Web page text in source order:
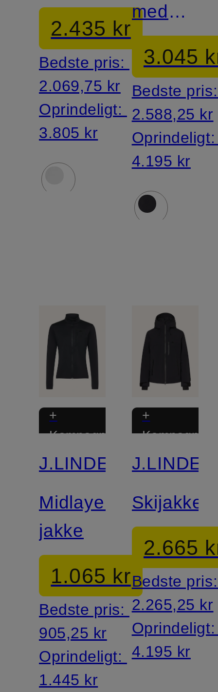
2.435 kr
Bedste pris:
2.069,75 kr
Oprindeligt:
3.805 kr
med
dunfyld
3.045
Bedste
2.588,25 kr
4.195 kr
+
Kampagnerabat
J.LINDEBERG
Midlayer-
jakke
1.065 kr
Bedste pris:
905,25 kr
Oprindeligt:
1.445 kr
+
Skijakke
2.665
Bedste
2.265,25 kr
4.195 kr